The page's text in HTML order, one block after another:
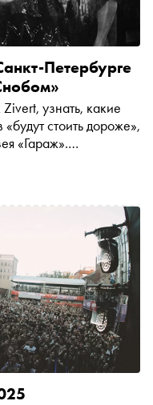
Петербурге
узнать, какие
стоить дороже»,
«Гараж».